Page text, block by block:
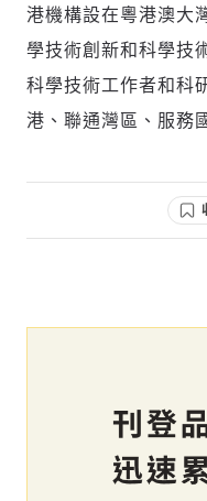
港機構設在粵港澳大
學技術創新和科學技
科學技術工作者和科
港、聯通灣區、服務